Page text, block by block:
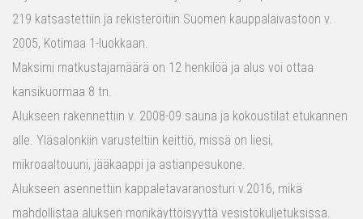
219 katsastettiin ja rekisteröitiin Suomen kauppalaivastoon v.
2005, Kotimaa 1-luokkaan.
Maksimi matkustajamäärä on 12 henkilöä ja alus voi ottaa
kansikuormaa 8 tn.
Alukseen rakennettiin v. 2008-09 sauna ja kokoustilat etukannen
alle. Yläsalonkiin varusteltiin keittiö, missä on liesi,
mikroaaltouuni, jääkaappi ja astianpesukone.
Alukseen asennettiin kappaletavaranosturi v.2016, mikä
mahdollistaa aluksen monikäyttöisyyttä vesistökuljetuksissa.